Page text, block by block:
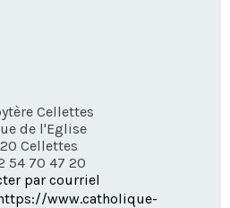
Cellettes
de l'Eglise
Cellettes
54 70 47 20
par courriel
www.catholique-